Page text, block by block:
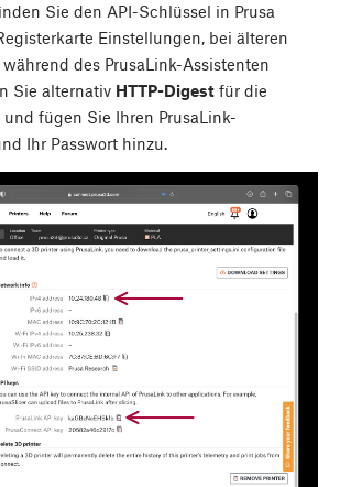
Sie den API-Schlüssel in Prusa
Einstellungen, bei älteren
des PrusaLink-Assistenten
Sie alternativ HTTP-Digest für die
fügen Sie Ihren PrusaLink-
Ihr Passwort hinzu.